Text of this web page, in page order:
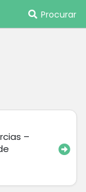
Procurar
–